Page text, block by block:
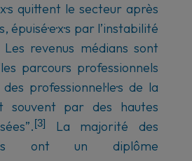
quittent le secteur après
épuisé·e·x·s par l’instabilité
Les revenus médians sont
parcours professionnels
professionnel·le·s de la
souvent par des hautes
[3]
La majorité des
ont un diplôme